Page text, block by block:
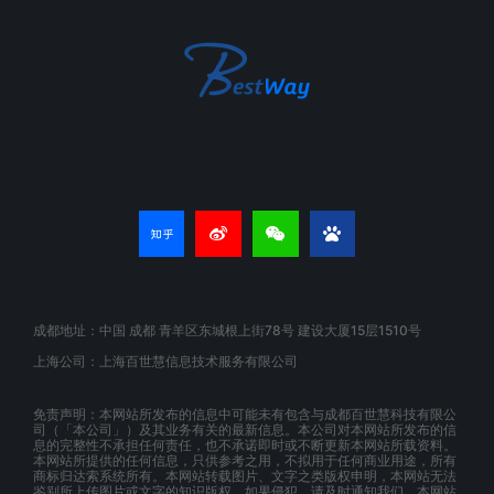
成都地址：中国 成都 青羊区东城根上街78号 建设大厦15层1510号
上海公司：上海百世慧信息技术服务有限公司
免责声明：本网站所发布的信息中可能未有包含与成都百世慧科技有限公
司（「本公司」）及其业务有关的最新信息。本公司对本网站所发布的信
息的完整性不承担任何责任，也不承诺即时或不断更新本网站所载资料。
本网站所提供的任何信息，只供参考之用，不拟用于任何商业用途，所有
商标归达索系统所有。本网站转载图片、文字之类版权申明，本网站无法